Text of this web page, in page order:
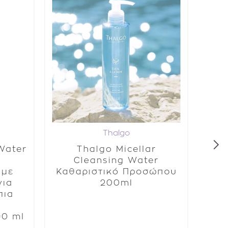
ml
Thalgo
Thalgo Micellar
Cleansing Water
Καθαριστικό Προσώπου
200ml